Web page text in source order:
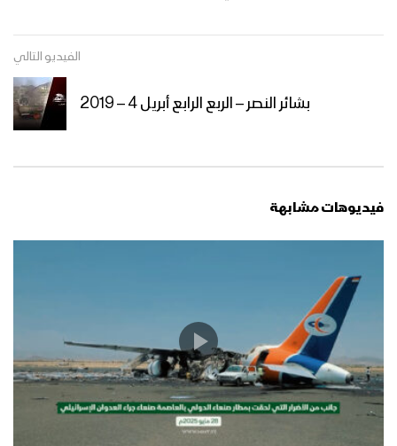
الفيديو التالي
بشائر النصر – الربع الرابع أبريل 4 – 2019
فيديوهات مشابهة